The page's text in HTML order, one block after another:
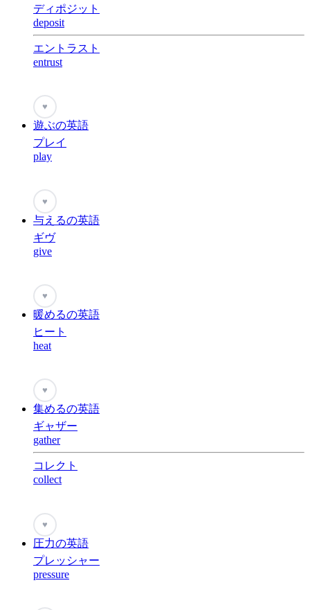
ディポジット
deposit
エントラスト
entrust
♥
遊ぶの英語
プレイ
play
♥
与えるの英語
ギヴ
give
♥
暖めるの英語
ヒート
heat
♥
集めるの英語
ギャザー
gather
コレクト
collect
♥
圧力の英語
プレッシャー
pressure